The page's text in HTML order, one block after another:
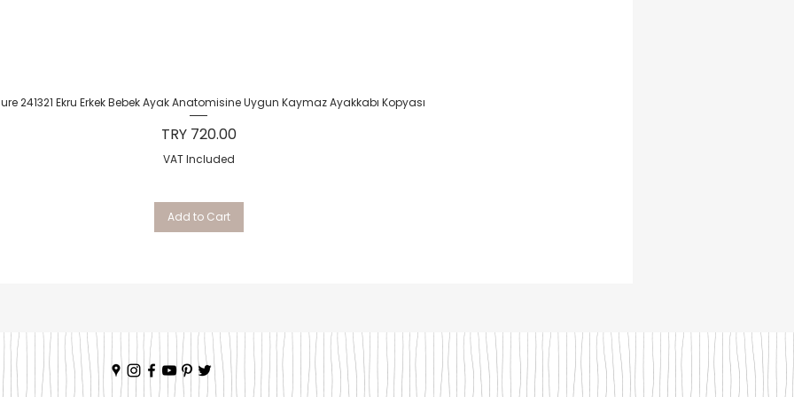
Quick View
241321 Ekru Erkek Bebek Ayak Anatomisine Uygun Kaymaz Ayakkabı Kopyası
Price
TRY 720.00
VAT Included
Add to Cart